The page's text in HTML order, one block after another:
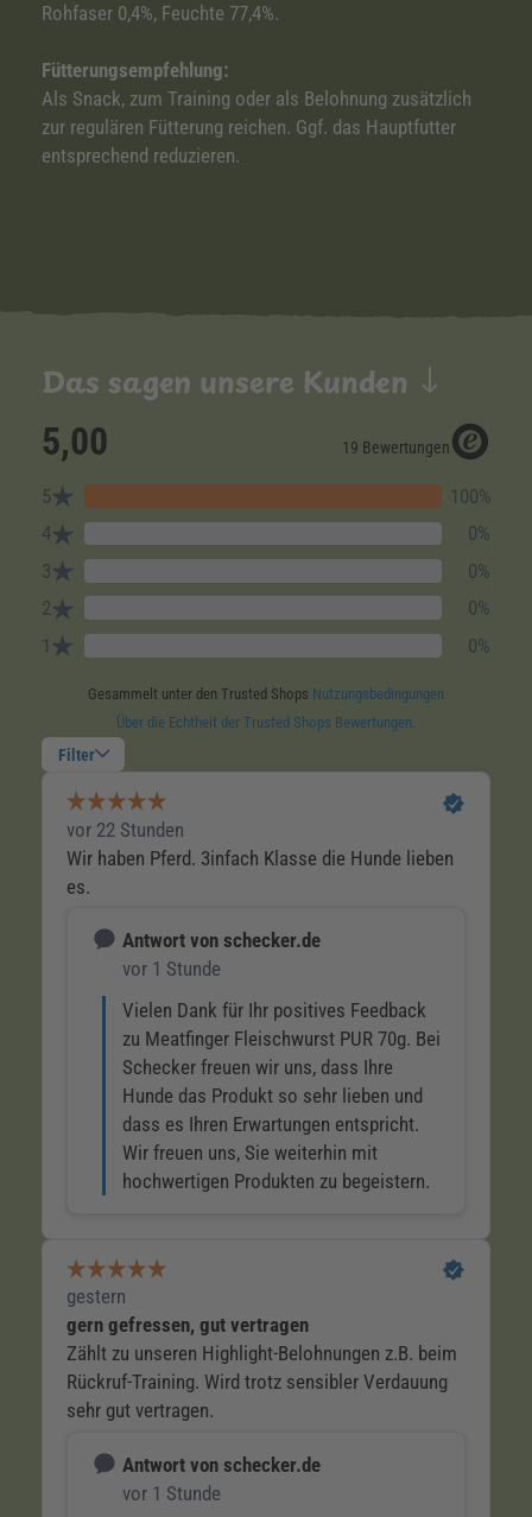
Rohfaser 0,4%, Feuchte 77,4%.
Fütterungsempfehlung:
Als Snack, zum Training oder als Belohnung zusätzlich
zur regulären Fütterung reichen. Ggf. das Hauptfutter
entsprechend reduzieren.
Das sagen unsere Kunden